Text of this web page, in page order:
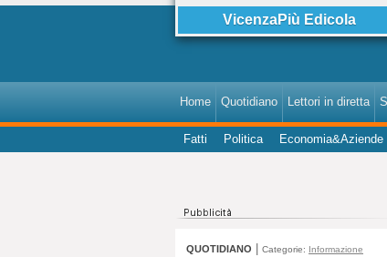
VicenzaPiù Edicola
Home Quotidiano Lettori in diretta
Fatti Politica Economia&Aziende
QUOTIDIANO Categorie: Informazione